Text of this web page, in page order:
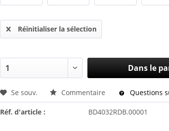
Réinitialiser la sélection
Dans le
Se souv. Commentaire Questions
Réf. d'article : BD4032RDB.00001